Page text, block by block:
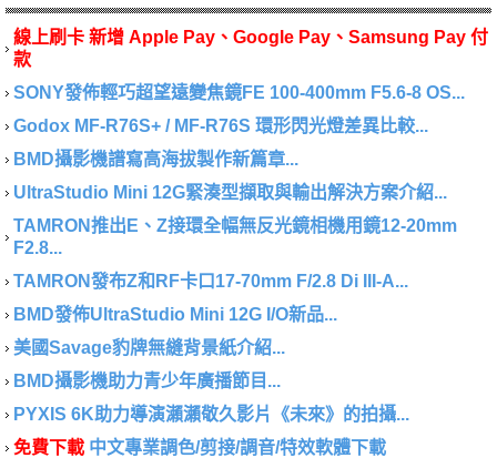
線上刷卡 新增 Apple Pay、Google Pay、Samsung Pay 付
款
SONY發佈輕巧超望遠變焦鏡FE 100-400mm F5.6-8 OS...
Godox MF-R76S+ / MF-R76S 環形閃光燈差異比較...
BMD攝影機譜寫高海拔製作新篇章...
UltraStudio Mini 12G緊湊型擷取與輸出解決方案介紹...
TAMRON推出E、Z接環全幅無反光鏡相機用鏡12-20mm
F2.8...
TAMRON發布Z和RF卡口17-70mm F/2.8 Di III-A...
BMD發佈UltraStudio Mini 12G I/O新品...
美國Savage豹牌無縫背景紙介紹...
BMD攝影機助力青少年廣播節目...
PYXIS 6K助力導演瀨瀨敬久影片《未來》的拍攝...
免費下載 中文專業調色/剪接/調音/特效軟體下載